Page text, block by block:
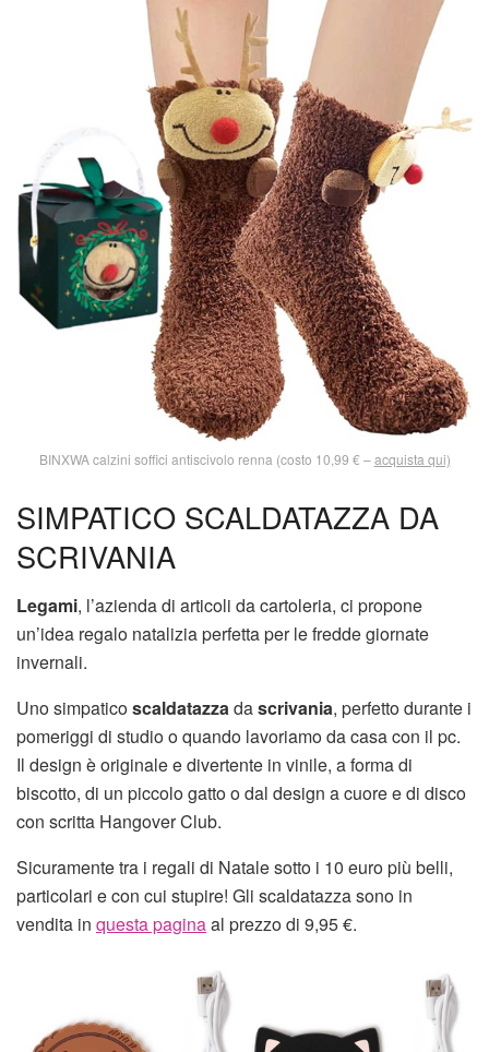
BINXWA calzini soffici antiscivolo renna (costo 10,99 € –acquista qui)
SIMPATICO SCALDATAZZA DA
SCRIVANIA
Legami, l’azienda di articoli da cartoleria, ci propone
un’idea regalo natalizia perfetta per le fredde giornate
invernali.
Uno simpaticoscaldatazzadascrivania, perfetto durante i
pomeriggi di studio o quando lavoriamo da casa con il pc.
Il design è originale e divertente in vinile, a forma di
biscotto, di un piccolo gatto o dal design a cuore e di disco
con scritta Hangover Club.
Sicuramente tra i regali di Natale sotto i 10 euro più belli,
particolari e con cui stupire! Gli scaldatazza sono in
vendita in questa paginaal prezzo di 9,95 €.